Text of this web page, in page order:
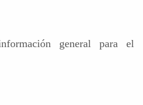
general para el